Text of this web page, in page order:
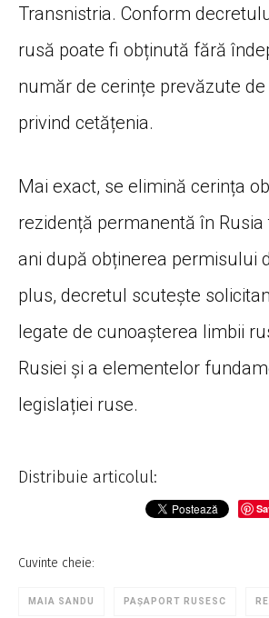
Transnistria. Conform
rusă poate fi obținută fără
număr de cerințe prevăzute
privind cetățenia.
Mai exact, se elimină cerința
rezidență permanentă în Rusia
ani după obținerea permisului
plus, decretul scutește
legate de cunoașterea limbii
Rusiei și a elementelor
legislației ruse.
Distribuie articolul:
Cuvinte cheie:
MAIA SANDU PAȘAPORT RUSESC